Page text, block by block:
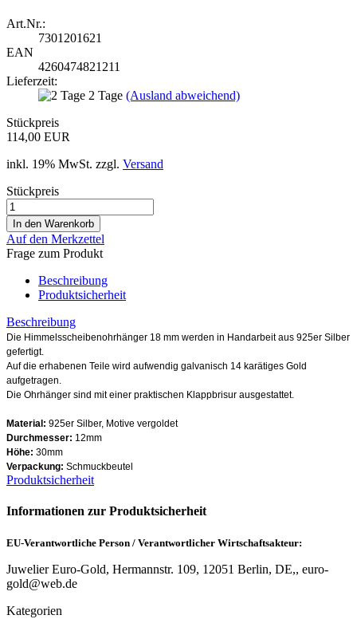
Art.Nr.:
7301201621
EAN
4260474821211
Lieferzeit:
2 Tage (Ausland abweichend)
Stückpreis
114,00 EUR
inkl. 19% MwSt. zzgl. Versand
Stückpreis
Auf den Merkzettel
Frage zum Produkt
Beschreibung
Produktsicherheit
Beschreibung
Die Himmelsscheibenohrhänger 18 mm werden in Handarbeit aus 925er Silber
gefertigt.
Auf die erhabenen Teile wird aufwendig galvanisch 14 karätiges Gold
aufgetragen.
Die Ohrhänger sind mit einer praktischen Klappbrisur ausgestattet.
Material: 925er Silber, Motive vergoldet
Durchmesser: 12mm
Höhe: 30mm
Verpackung: Schmuckbeutel
Produktsicherheit
Informationen zur Produktsicherheit
EU-Verantwortliche Person / Verantwortlicher Wirtschaftsakteur:
Juwelier Euro-Gold, Hermannstr. 109, 12051 Berlin, DE,, euro-
gold@web.de
Kategorien